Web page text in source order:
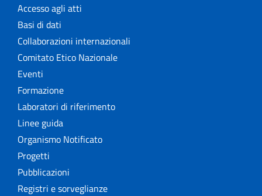
Accesso agli atti
Basi di dati
Collaborazioni internazionali
Comitato Etico Nazionale
Eventi
Formazione
Laboratori di riferimento
Linee guida
Organismo Notificato
Progetti
Pubblicazioni
Registri e sorveglianze